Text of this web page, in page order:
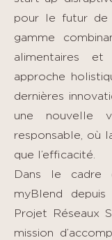
pour le futur de
gamme
alimentaires
approche
dernières
une nouvelle
responsable, où
que l’efficacité.
Dans le cadre
myBlend depuis
Projet Réseaux
mission